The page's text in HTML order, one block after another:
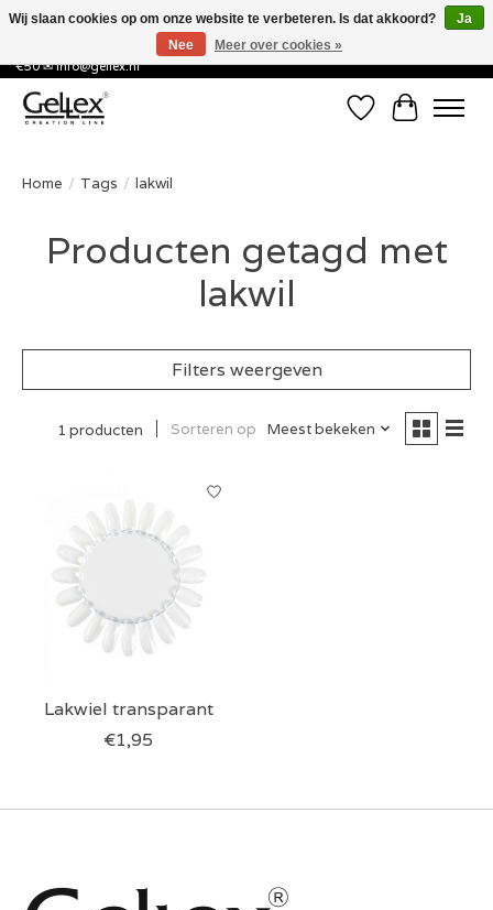
✅ Voor 15:00 besteld, de volgende werkdag in huis! ✅ Gratis verzenden vanaf
€50 ✉info@gellex.nl
Verlanglijst
Home / Tags / lakwil
Producten getagd met
lakwil
Filters weergeven
1 producten Sorteren op Meest bekeken
Lakwiel transparant
€1,95
Wij slaan cookies op om onze website te verbeteren. Is dat akkoord?
Ja
Nee
Meer over cookies »